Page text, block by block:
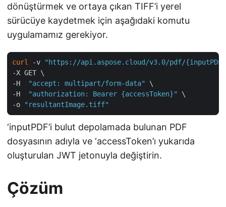
dönüştürmek ve ortaya çıkan TIFF’i yerel
sürücüye kaydetmek için aşağıdaki komutu
uygulamamız gerekiyor.
curl -v
"https://api.aspose.cloud/v3.0/pdf/{inputPDF}/
-X GET \
-H
"accept: multipart/form-data"
\
-H
"authorization: Bearer {accessToken}"
\
-o
"resultantImage.tiff"
‘inputPDF’i bulut depolamada bulunan PDF
dosyasının adıyla ve ‘accessToken’ı yukarıda
oluşturulan JWT jetonuyla değiştirin.
Çözüm